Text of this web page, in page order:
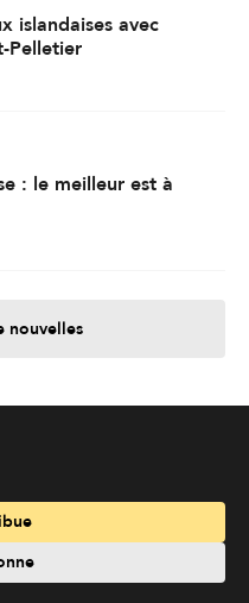
islandaises avec
Pelletier
: le meilleur est à
nouvelles